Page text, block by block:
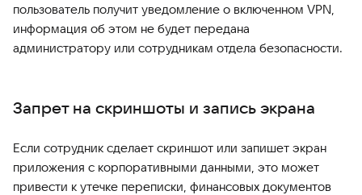
пользователь получит уведомление о включенном VPN,
информация об этом не будет передана
администратору или сотрудникам отдела безопасности.
Запрет на скриншоты и запись экрана
Если сотрудник сделает скриншот или запишет экран
приложения с корпоративными данными, это может
привести к утечке переписки, финансовых документов